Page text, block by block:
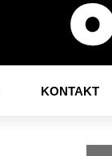
KONTAKT